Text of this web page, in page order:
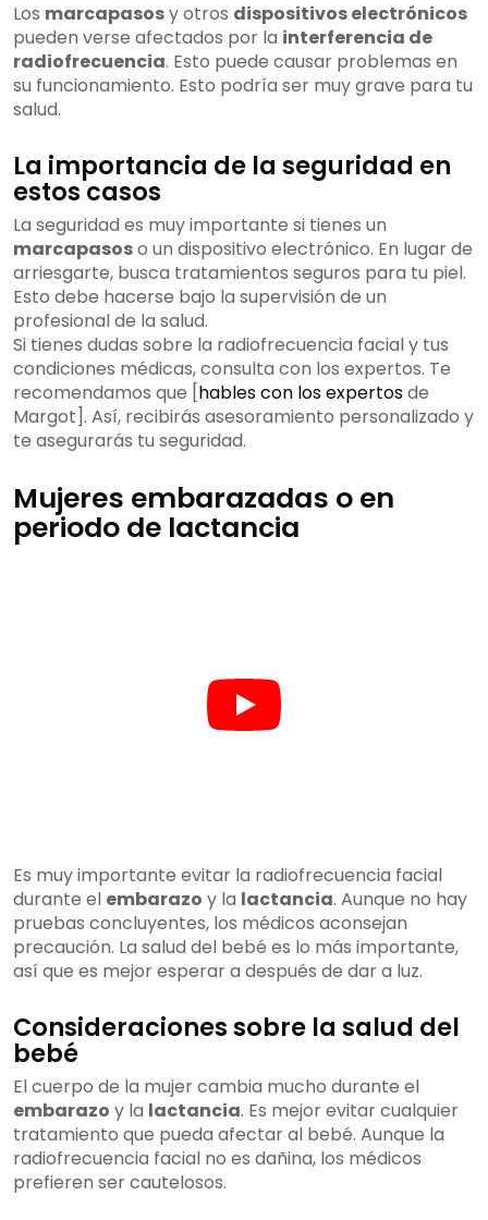
Los marcapasosy otros dispositivos electrónicos
pueden verse afectados por la interferencia de
radiofrecuencia. Esto puede causar problemas en
su funcionamiento. Esto podría ser muy grave para tu
salud.
La importancia de la seguridad en
estos casos
La seguridad es muy importante si tienes un
marcapasoso un dispositivo electrónico. En lugar de
arriesgarte, busca tratamientos seguros para tu piel.
Esto debe hacerse bajo la supervisión de un
profesional de la salud.
Si tienes dudas sobre la radiofrecuencia facial y tus
condiciones médicas, consulta con los expertos. Te
recomendamos que [hables con los expertosde
Margot]. Así, recibirás asesoramiento personalizado y
te asegurarás tu seguridad.
Mujeres embarazadas o en
periodo de lactancia
Es muy importante evitar la radiofrecuencia facial
durante el embarazo y la lactancia. Aunque no hay
pruebas concluyentes, los médicos aconsejan
precaución. La salud del bebé es lo más importante,
así que es mejor esperar a después de dar a luz.
Consideraciones sobre la salud del
bebé
El cuerpo de la mujer cambia mucho durante el
embarazo y la lactancia. Es mejor evitar cualquier
tratamiento que pueda afectar al bebé. Aunque la
radiofrecuencia facial no es dañina, los médicos
prefieren ser cautelosos.